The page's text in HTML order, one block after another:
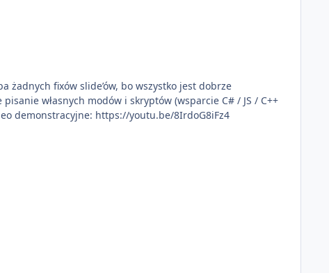
fixów slide’ów, bo wszystko jest dobrze
własnych modów i skryptów (wsparcie C# / JS / C++
xvincekidd Wideo demonstracyjne: https://youtu.be/8IrdoG8iFz4